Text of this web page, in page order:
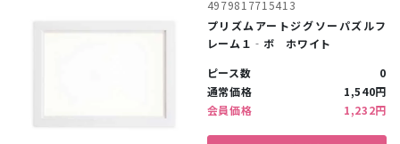
4979817715413
プリズムアートジグソーパズルフ
レーム１‐ボ ホワイト
ピース数
0
通常価格
1,540円
会員価格
1,232円